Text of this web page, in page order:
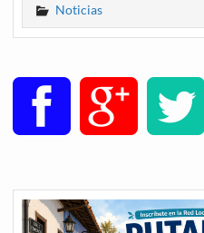
Noticias